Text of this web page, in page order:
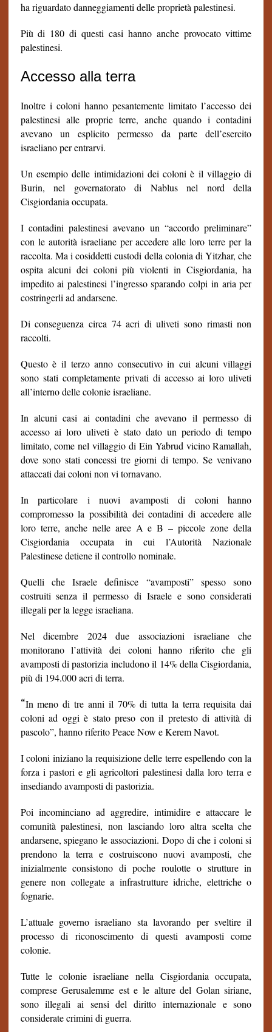
ha riguardato danneggiamenti delle proprietà palestinesi.
Più di 180 di questi casi hanno anche provocato vittime
palestinesi.
Accesso alla terra
Inoltre i coloni hanno pesantemente limitato l’accesso dei
palestinesi alle proprie terre, anche quando i contadini
avevano un esplicito permesso da parte dell’esercito
israeliano per entrarvi.
Un esempio delle intimidazioni dei coloni è il villaggio di
Burin, nel governatorato di Nablus nel nord della
Cisgiordania occupata.
I contadini palestinesi avevano un “accordo preliminare”
con le autorità israeliane per accedere alle loro terre per la
raccolta. Ma i cosiddetti custodi della colonia di Yitzhar, che
ospita alcuni dei coloni più violenti in Cisgiordania, ha
impedito ai palestinesi l’ingresso sparando colpi in aria per
costringerli ad andarsene.
Di conseguenza circa 74 acri di uliveti sono rimasti non
raccolti.
Questo è il terzo anno consecutivo in cui alcuni villaggi
sono stati completamente privati di accesso ai loro uliveti
all’interno delle colonie israeliane.
In alcuni casi ai contadini che avevano il permesso di
accesso ai loro uliveti è stato dato un periodo di tempo
limitato, come nel villaggio di Ein Yabrud vicino Ramallah,
dove sono stati concessi tre giorni di tempo. Se venivano
attaccati dai coloni non vi tornavano.
In particolare i nuovi avamposti di coloni hanno
compromesso la possibilità dei contadini di accedere alle
loro terre, anche nelle aree A e B – piccole zone della
Cisgiordania occupata in cui l’Autorità Nazionale
Palestinese detiene il controllo nominale.
Quelli che Israele definisce “avamposti” spesso sono
costruiti senza il permesso di Israele e sono considerati
illegali per la legge israeliana.
Nel dicembre 2024 due associazioni israeliane che
monitorano l’attività dei coloni hanno riferito che gli
avamposti di pastorizia includono il 14% della Cisgiordania,
più di 194.000 acri di terra.
“In meno di tre anni il 70% di tutta la terra requisita dai
coloni ad oggi è stato preso con il pretesto di attività di
pascolo”, hanno riferito Peace Now e Kerem Navot.
I coloni iniziano la requisizione delle terre espellendo con la
forza i pastori e gli agricoltori palestinesi dalla loro terra e
insediando avamposti di pastorizia.
Poi incominciano ad aggredire, intimidire e attaccare le
comunità palestinesi, non lasciando loro altra scelta che
andarsene, spiegano le associazioni. Dopo di che i coloni si
prendono la terra e costruiscono nuovi avamposti, che
inizialmente consistono di poche roulotte o strutture in
genere non collegate a infrastrutture idriche, elettriche o
fognarie.
L’attuale governo israeliano sta lavorando per sveltire il
processo di riconoscimento di questi avamposti come
colonie.
Tutte le colonie israeliane nella Cisgiordania occupata,
comprese Gerusalemme est e le alture del Golan siriane,
sono illegali ai sensi del diritto internazionale e sono
considerate crimini di guerra.